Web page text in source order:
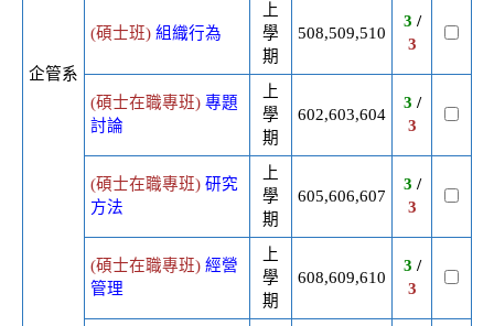
企管系
(碩士班) 組織行為
上
學
期
508,509,510
3 /
3
(碩士在職專班) 專題
討論
上
學
期
602,603,604
3 /
3
(碩士在職專班) 研究
方法
上
學
期
605,606,607
3 /
3
(碩士在職專班) 經營
管理
上
學
期
608,609,610
3 /
3